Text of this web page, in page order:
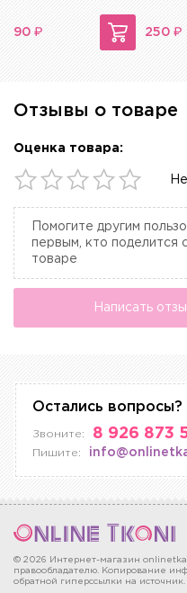
90 ₽ 250 ₽
Отзывы о товаре
Оценка товара:
Помогите другим
первым, кто поделится
товаре
Написать
Остались вопросы?
Звоните: 8 926 873
Пишите:
© 2026 Интернет-магазин
правообладателю. Копирование
обратной гиперссылки на источник.